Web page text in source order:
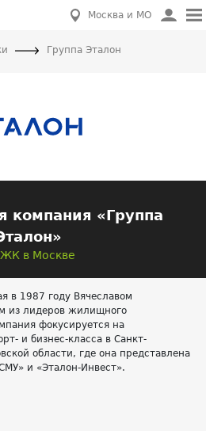
Москва и МО
Группа Эталон
компания «Группа
в Москве
в 1987 году Вячеславом
из лидеров жилищного
фокусируется на
и бизнес-класса в Санкт-
области, где она представлена
и «Эталон-Инвест».